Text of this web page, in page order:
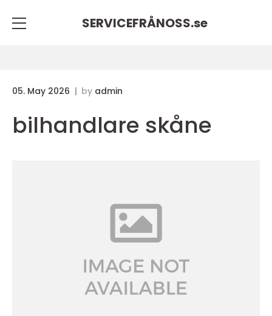
SERVICEFRÅNOSS.se
05. May 2026 by admin
bilhandlare skåne